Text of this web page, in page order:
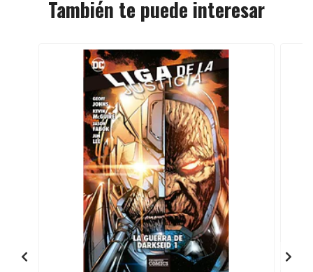
También te puede interesar